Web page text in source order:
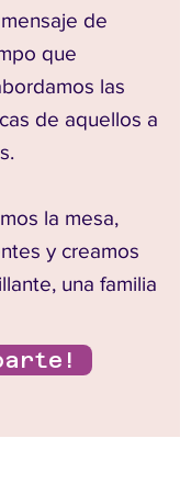
de
que
las
de aquellos a
la mesa,
y creamos
una familia